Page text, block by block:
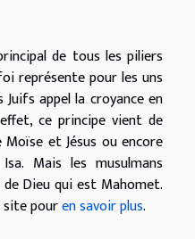
de tous les piliers
représente pour les uns
appel la croyance en
ce principe vient de
et Jésus ou encore
Mais les musulmans
Dieu qui est Mahomet.
pouren savoir plus.